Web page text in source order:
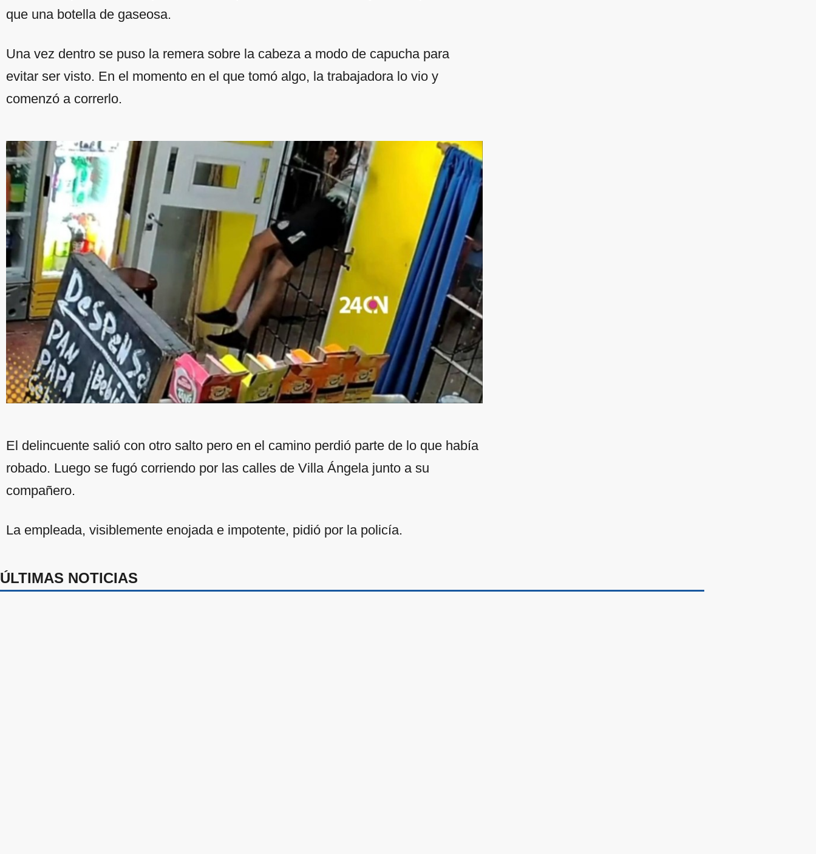
que una botella de gaseosa.
Una vez dentro se puso la remera sobre la cabeza a modo de capucha para
evitar ser visto. En el momento en el que tomó algo, la trabajadora lo vio y
comenzó a correrlo.
El delincuente salió con otro salto pero en el camino perdió parte de lo que había
robado. Luego se fugó corriendo por las calles de Villa Ángela junto a su
compañero.
La empleada, visiblemente enojada e impotente, pidió por la policía.
ÚLTIMAS NOTICIAS